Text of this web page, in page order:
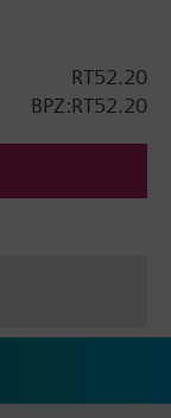
RT52.20
BPZ:RT52.20